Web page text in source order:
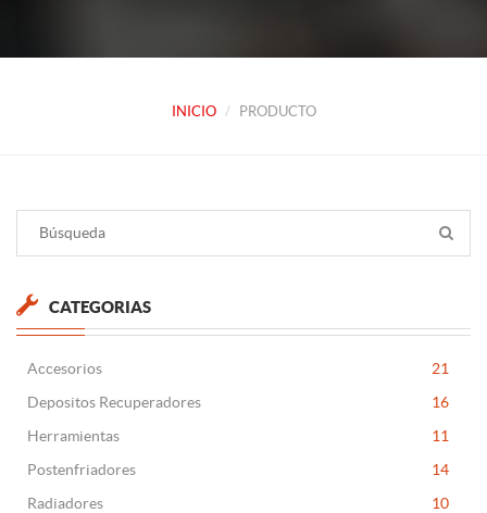
INICIO PRODUCTO
CATEGORIAS
Accesorios
21
Depositos Recuperadores
16
Herramientas
11
Postenfriadores
14
Radiadores
10